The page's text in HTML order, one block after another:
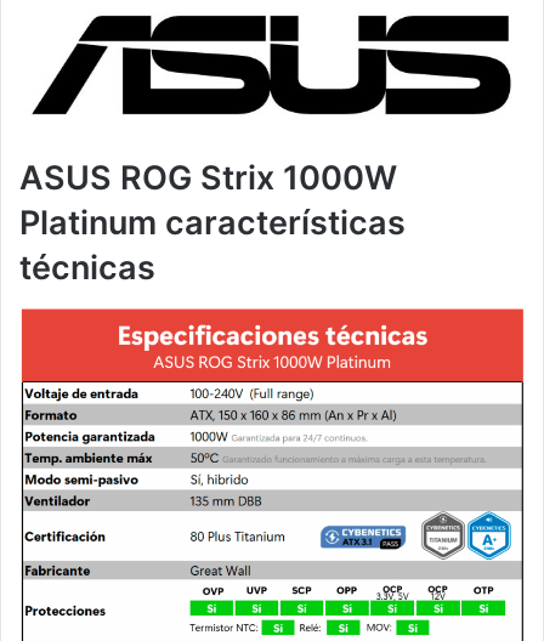
ASUS ROG Strix 1000W
Platinum características
técnicas